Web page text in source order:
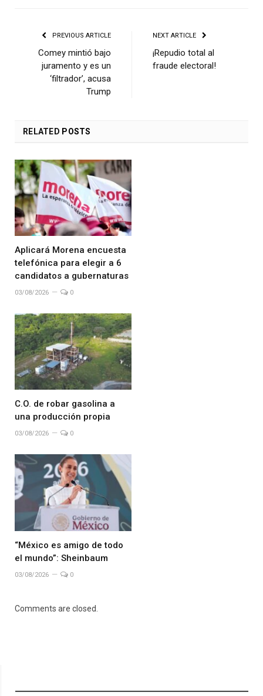
PREVIOUS ARTICLE
Comey mintió bajo
juramento y es un
‘filtrador’, acusa
Trump
NEXT ARTICLE
¡Repudio total al
fraude electoral!
RELATED POSTS
Aplicará Morena encuesta
telefónica para elegir a 6
candidatos a gubernaturas
03/08/2026 0
C.O. de robar gasolina a
una producción propia
03/08/2026 0
“México es amigo de todo
el mundo”: Sheinbaum
03/08/2026 0
Comments are closed.